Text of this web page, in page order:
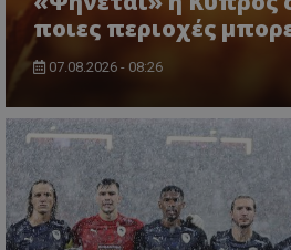
ποιες περιοχές
07.08.2026 - 08:26